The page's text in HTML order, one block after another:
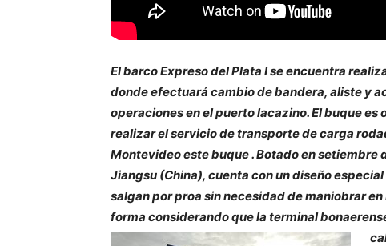
El barco Expreso del Plata I se encuentra
donde efectuará cambio de bandera, aliste y
operaciones en el puerto lacazino. El buque
realizar el servicio de transporte de carga
Montevideo este buque . Botado en setiembre
Jiangsu (China), cuenta con un diseño
salgan por proa sin necesidad de maniobrar
forma considerando que la terminal